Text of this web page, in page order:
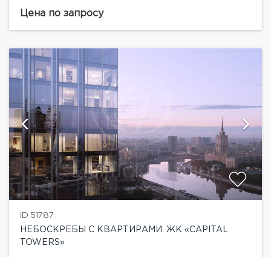
озеленение. Спроектирован прогрессивный
Цена по запросу
ID 51787
НЕБОСКРЕБЫ С КВАРТИРАМИ. ЖК «CAPITAL
TOWERS»